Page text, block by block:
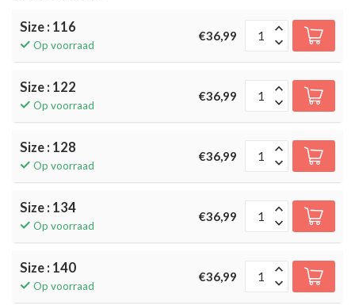
Size : 116
Op voorraad
€36,99
Size : 122
Op voorraad
€36,99
Size : 128
Op voorraad
€36,99
Size : 134
Op voorraad
€36,99
Size : 140
Op voorraad
€36,99